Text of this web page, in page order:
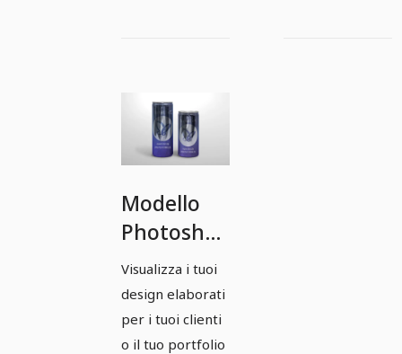
Modello
Photoshop
per due
lattine di
bevanda.
Visualizza i tuoi
design elaborati
per i tuoi clienti
o il tuo portfolio